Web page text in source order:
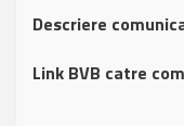
Descriere
Link BVB catre